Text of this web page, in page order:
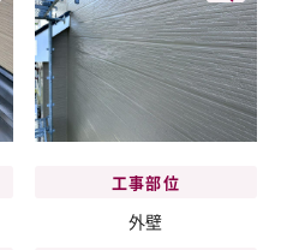
工事部位
外壁